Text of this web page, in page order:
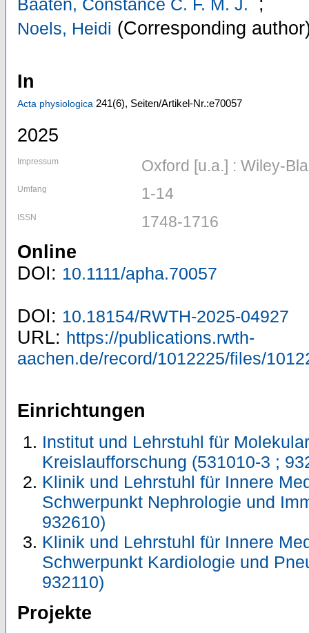
Baaten, Constance C. F. M. J.
Noels, Heidi (Corresponding
In
Acta physiologica 241(6), Seiten/Artikel-Nr.:e70057
2025
Impressum Oxford [u.a.] : Wiley-
Umfang 1-14
ISSN 1748-1716
Online
DOI: 10.1111/apha.70057
DOI: 10.18154/RWTH-2025-04927
URL: https://publications.rwth-
aachen.de/record/1012225/files/
Einrichtungen
Institut und Lehrstuhl für
Kreislaufforschung (531010-3 ;
Klinik und Lehrstuhl für Innere
Schwerpunkt Nephrologie und
932610)
Klinik und Lehrstuhl für Innere
Schwerpunkt Kardiologie und
932110)
Projekte